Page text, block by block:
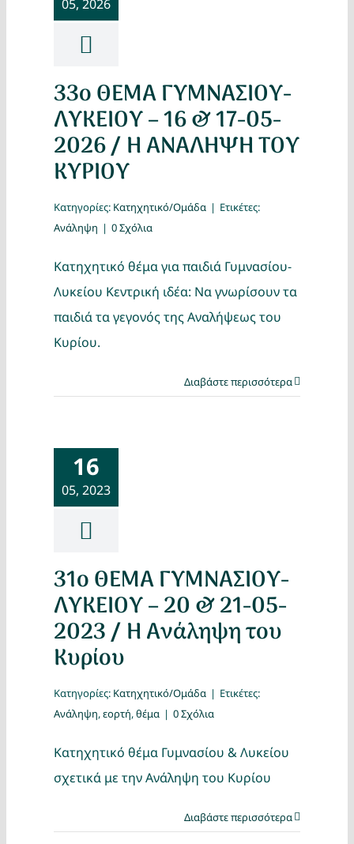
05, 2026
33ο ΘΕΜΑ ΓΥΜΝΑΣΙΟΥ-
ΛΥΚΕΙΟΥ – 16 & 17-05-
2026 / Η ΑΝΑΛΗΨΗ ΤΟΥ
ΚΥΡΙΟΥ
Κατηγορίες: Κατηχητικό/Ομάδα | Ετικέτες:
Ανάληψη | 0 Σχόλια
Κατηχητικό θέμα για παιδιά Γυμνασίου-
Λυκείου Κεντρική ιδέα: Να γνωρίσουν τα
παιδιά τα γεγονός της Αναλήψεως του
Κυρίου.
Διαβάστε περισσότερα
16
05, 2023
31ο ΘΕΜΑ ΓΥΜΝΑΣΙΟΥ-
ΛΥΚΕΙΟΥ – 20 & 21-05-
2023 / Η Ανάληψη του
Κυρίου
Κατηγορίες: Κατηχητικό/Ομάδα | Ετικέτες:
Ανάληψη,εορτή,θέμα | 0 Σχόλια
Κατηχητικό θέμα Γυμνασίου & Λυκείου
σχετικά με την Ανάληψη του Κυρίου
Διαβάστε περισσότερα